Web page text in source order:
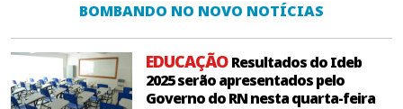
BOMBANDO NO NOVO NOTÍCIAS
EDUCAÇÃOResultados do Ideb
2025 serão apresentados pelo
Governo do RN nesta quarta-feira